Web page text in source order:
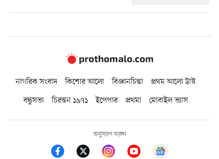
নাগরিক সংবাদ কিশোর আলো বিজ্ঞানচিন্তা
প্রথম আলো ট্রাস্ট
বন্ধুসভা
চিরন্তন ১৯৭১ ইপেপার প্রথমা মোবাইল ভ্যাস
অনুসরণ করুন